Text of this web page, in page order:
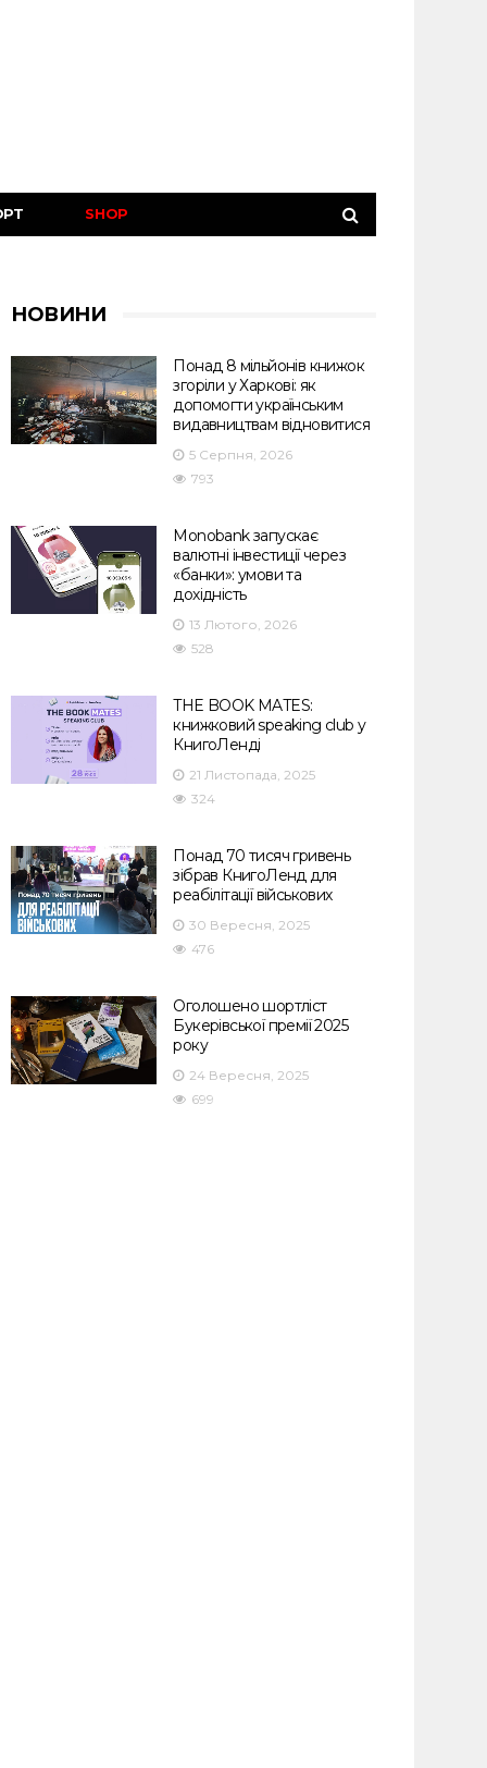
SHOP
НОВИНИ
Понад 8 мільйонів книжок
згоріли у Харкові: як
допомогти українським
видавництвам відновитися
5 Серпня, 2026
793
Monobank запускає
валютні інвестиції через
«банки»: умови та
дохідність
13 Лютого, 2026
528
THE BOOK MATES:
книжковий speaking club у
КнигоЛенді
21 Листопада, 2025
324
Понад 70 тисяч гривень
зібрав КнигоЛенд для
реабілітації військових
30 Вересня, 2025
476
Оголошено шортліст
Букерівської премії 2025
року
24 Вересня, 2025
699